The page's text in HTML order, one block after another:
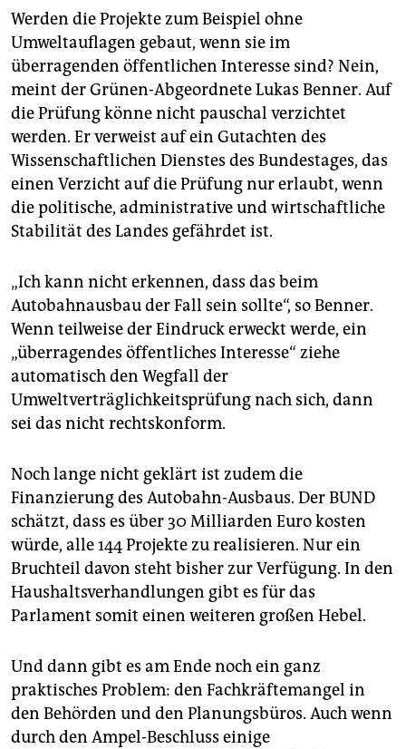
Werden die Projekte zum Beispiel ohne
Umweltauflagen gebaut, wenn sie im
überragenden öffentlichen Interesse sind? Nein,
meint der Grünen-Abgeordnete Lukas Benner. Auf
die Prüfung könne nicht pauschal verzichtet
werden. Er verweist auf ein Gutachten des
Wissenschaftlichen Dienstes des Bundestages, das
einen Verzicht auf die Prüfung nur erlaubt, wenn
die politische, administrative und wirtschaftliche
Stabilität des Landes gefährdet ist.
„Ich kann nicht erkennen, dass das beim
Autobahnausbau der Fall sein sollte“, so Benner.
Wenn teilweise der Eindruck erweckt werde, ein
„überragendes öffentliches Interesse“ ziehe
automatisch den Wegfall der
Umweltverträglichkeitsprüfung nach sich, dann
sei das nicht rechtskonform.
Noch lange nicht geklärt ist zudem die
Finanzierung des Autobahn-Ausbaus. Der BUND
schätzt, dass es über 30 Milliarden Euro kosten
würde, alle 144 Projekte zu realisieren. Nur ein
Bruchteil davon steht bisher zur Verfügung. In den
Haushaltsverhandlungen gibt es für das
Parlament somit einen weiteren großen Hebel.
Und dann gibt es am Ende noch ein ganz
praktisches Problem: den Fachkräftemangel in
den Behörden und den Planungsbüros. Auch wenn
durch den Ampel-Beschluss einige